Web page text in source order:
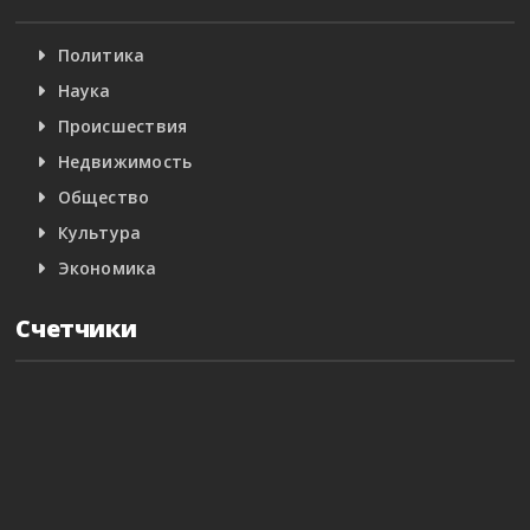
Политика
Наука
Происшествия
Недвижимость
Общество
Культура
Экономика
Счетчики